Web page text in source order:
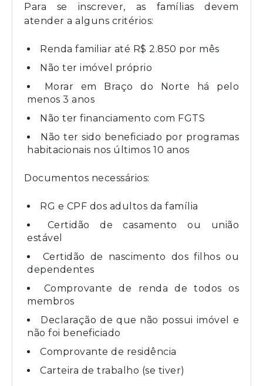
Para se inscrever, as famílias devem
atender a alguns critérios:
Renda familiar até R$ 2.850 por mês
Não ter imóvel próprio
Morar em Braço do Norte há pelo
menos 3 anos
Não ter financiamento com FGTS
Não ter sido beneficiado por programas
habitacionais nos últimos 10 anos
Documentos necessários:
RG e CPF dos adultos da família
Certidão de casamento ou união
estável
Certidão de nascimento dos filhos ou
dependentes
Comprovante de renda de todos os
membros
Declaração de que não possui imóvel e
não foi beneficiado
Comprovante de residência
Carteira de trabalho (se tiver)